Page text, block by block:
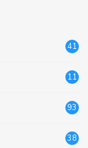
41
11
93
38